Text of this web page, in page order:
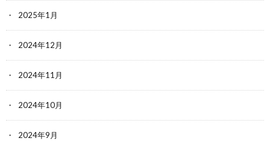
2025年1月
2024年12月
2024年11月
2024年10月
2024年9月